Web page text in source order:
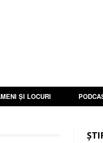
ȘI LOCURI